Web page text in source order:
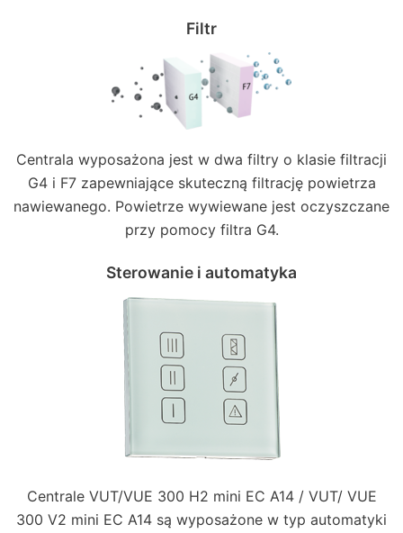
Filtr
Centrala wyposażona jest w dwa filtry o klasie filtracji
G4 i F7 zapewniające skuteczną filtrację powietrza
nawiewanego. Powietrze wywiewane jest oczyszczane
przy pomocy filtra G4.
Sterowanie i automatyka
Centrale VUT/VUE 300 H2 mini EC A14 / VUT/ VUE
300 V2 mini EC A14 są wyposażone w typ automatyki